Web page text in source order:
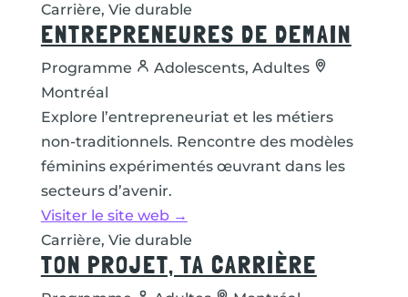
Carrière, Vie durable
ENTREPRENEURES DE DEMAIN
Programme
Adolescents, Adultes
Montréal
Explore l’entrepreneuriat et les métiers
non-traditionnels. Rencontre des modèles
féminins expérimentés œuvrant dans les
secteurs d’avenir.
Visiter le site web →
Carrière, Vie durable
TON PROJET, TA CARRIÈRE